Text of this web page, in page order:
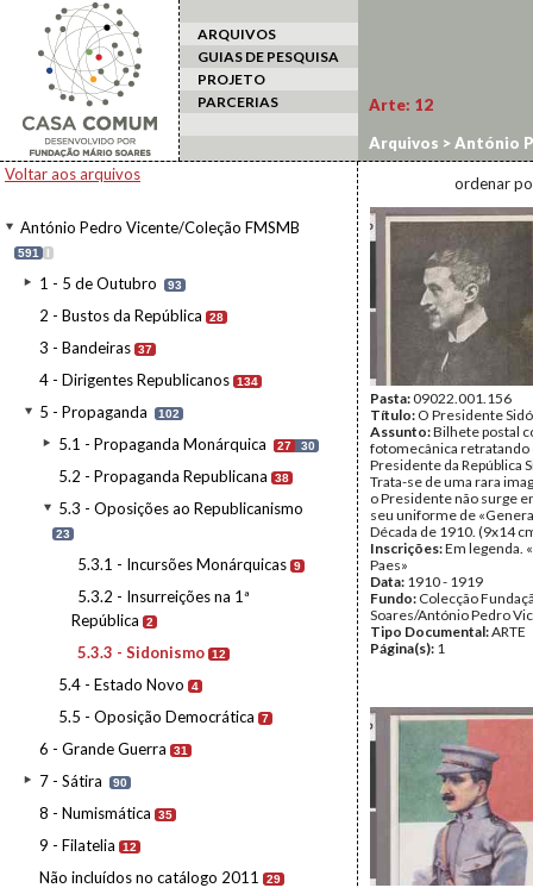
ARQUIVOS
GUIAS DE PESQUISA
PROJETO
PARCERIAS
Voltar aos arquivos
António Pedro Vicente/Coleção FMSMB
591 I
1 - 5 de Outubro 93
2 - Bustos da República 28
3 - Bandeiras 37
4 - Dirigentes Republicanos 134
5 - Propaganda 102
5.1 - Propaganda Monárquica 27 30
5.2 - Propaganda Republicana 38
5.3 - Oposições ao Republicanismo
23
5.3.1 - Incursões Monárquicas 9
5.3.2 - Insurreições na 1ª
República
2
5.3.3 - Sidonismo 12
5.4 - Estado Novo 4
5.5 - Oposição Democrática 7
6 - Grande Guerra 31
7 - Sátira 90
8 - Numismática 35
9 - Filatelia 12
Não incluídos no catálogo 2011 29
Arte: 12
Arquivos >António
>5.3.3 - Sidonismo
ordenar
Pasta:09022.001.156
Título: O Presidente
Assunto:Bilhete postal
fotomecânica retratando
Presidente da República
Trata-se de uma rara
o Presidente não surge
seu uniforme de
Década de 1910. (9x14
Inscrições:Em legenda.
Paes»
Data: 1910 - 1919
Fundo: Colecção
Soares/António Pedro
Tipo Documental:ARTE
Página(s): 1